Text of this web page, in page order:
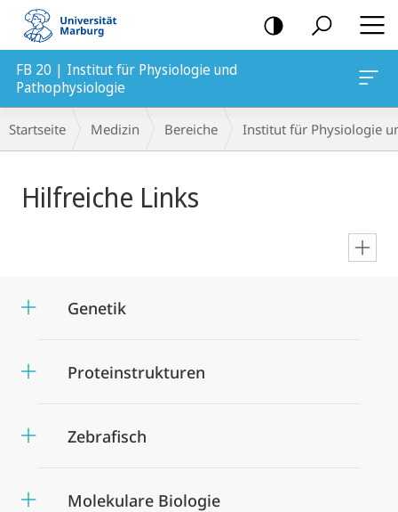
Mobile-
Navigation
FB 20 | Institut für Physiologie und
Pathophysiologie
Breadcrumb-
Navigation
Startseite Medizin Bereiche Institut für Physiologie
Hilfreiche Links
Genetik
Proteinstrukturen
Zebrafisch
Molekulare Biologie